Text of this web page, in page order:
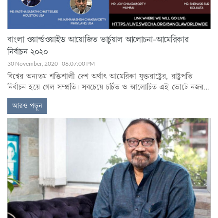
বাংলা ওয়ার্ল্ডওয়াইড আয়োজিত ভার্চুয়াল আলোচনা-আমেরিকার
নির্বাচন ২০২০
30 November, 2020 - 06:07:00 PM
বিশ্বের অন্যতম শক্তিশালী দেশ অর্থাৎ আমেরিকা যুক্তরাষ্ট্রের, রাষ্ট্রপতি
নির্বাচন হয়ে গেল সম্প্রতি। সবচেয়ে চর্চিত ও আলোচিত এই ভোটে নজর
ছিল সারা বিশ্বের। ভারত ও বাংলাদেশ থেকে কয়েক লক্ষ বাঙালি
আমেরিকায় বসবাস করেন, নির্বাচনে তাঁরাও অংশগ্রহণ করেছিলেন।
আরও পড়ুন